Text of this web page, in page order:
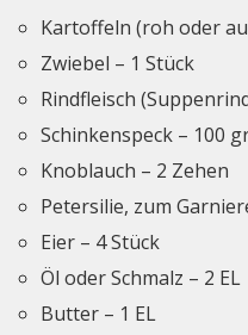
Kartoffeln (roh oder
Zwiebel – 1 Stück
Rindfleisch
Schinkenspeck – 100
Knoblauch – 2 Zehen
Petersilie, zum
Eier – 4 Stück
Öl oder Schmalz – 2 EL
Butter – 1 EL